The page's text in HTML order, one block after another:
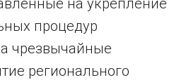
на укрепление
процедур
чрезвычайные
регионального